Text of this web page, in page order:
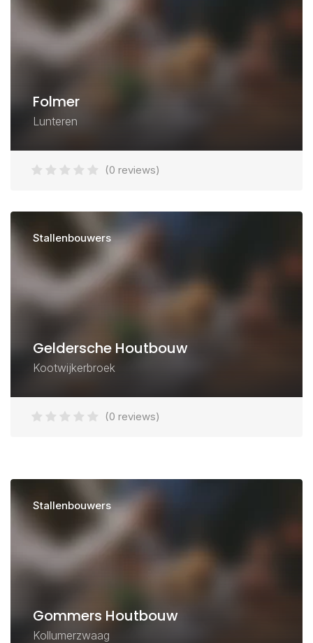
Folmer
Lunteren
(0 reviews)
Stallenbouwers
Geldersche Houtbouw
Kootwijkerbroek
(0 reviews)
Stallenbouwers
Gommers Houtbouw
Kollumerzwaag